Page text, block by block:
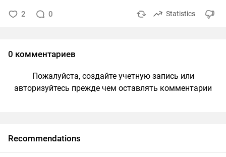
2 0 Statistics
0 комментариев
Пожалуйста, создайте учетную запись или
авторизуйтесь прежде чем оставлять комментарии
Recommendations